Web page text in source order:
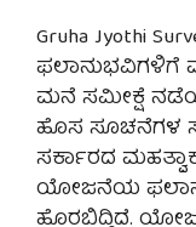
Gruha Jyothi
ಫಲಾನುಭವಿಗಳಿಗೆ
ಮನೆ ಸಮೀಕ್ಷೆ
ಹೊಸ ಸೂಚನೆಗಳ
ಸರ್ಕಾರದ
ಯೋಜನೆಯ